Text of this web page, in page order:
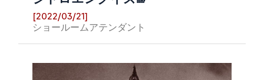
[2022/03/21]
ショールームアテンダント